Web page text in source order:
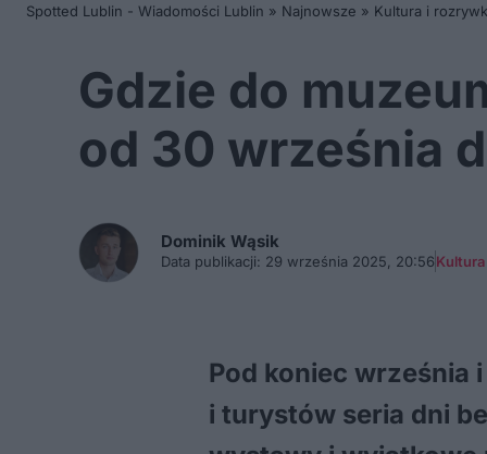
Spotted Lublin - Wiadomości Lublin » Najnowsze » Kultura i
Gdzie do
od 30 września
Dominik Wąsik
Data publikacji: 29 września 2025, 20:56
Pod koniec września
i turystów seria dni